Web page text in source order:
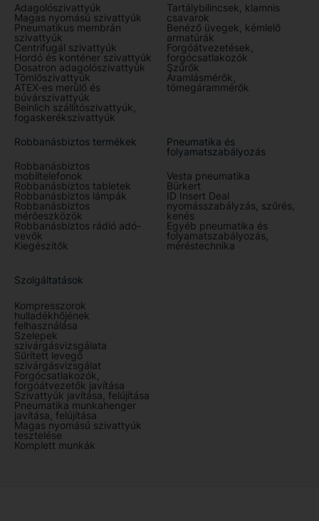
Adagolószivattyúk
Magas nyomású szivattyúk
Pneumatikus membrán
szivattyúk
Centrifugál szivattyúk
Hordó és konténer szivattyúk
Dosatron adagolószivattyúk
Tömlőszivattyúk
ATEX-es merülő és
búvárszivattyúk
Beinlich szállítószivattyúk,
fogaskerékszivattyúk
Tartálybilincsek, klamnis
csavarok
Benéző üvegek, kémlelő
armatúrák
Forgóátvezetések,
forgócsatlakozók
Szűrők
Áramlásmérők,
tömegárammérők
Robbanásbiztos termékek
Robbanásbiztos
mobiltelefonok
Robbanásbiztos tabletek
Robbanásbiztos lámpák
Robbanásbiztos
mérőeszközök
Robbanásbiztos rádió adó-
vevők
Kiegészítők
Pneumatika és
folyamatszabályozás
Vesta pneumatika
Bürkert
ID Insert Deal
nyomásszabályzás, szűrés,
kenés
Egyéb pneumatika és
folyamatszabályozás,
méréstechnika
Szolgáltatások
Kompresszorok
hulladékhőjének
felhasználása
Szelepek
szivárgásvizsgálata
Sűrített levegő
szivárgásvizsgálat
Forgócsatlakozók,
forgóátvezetők javítása
Szivattyúk javítása, felújítása
Pneumatika munkahenger
javítása, felújítása
Magas nyomású szivattyúk
tesztelése
Komplett munkák